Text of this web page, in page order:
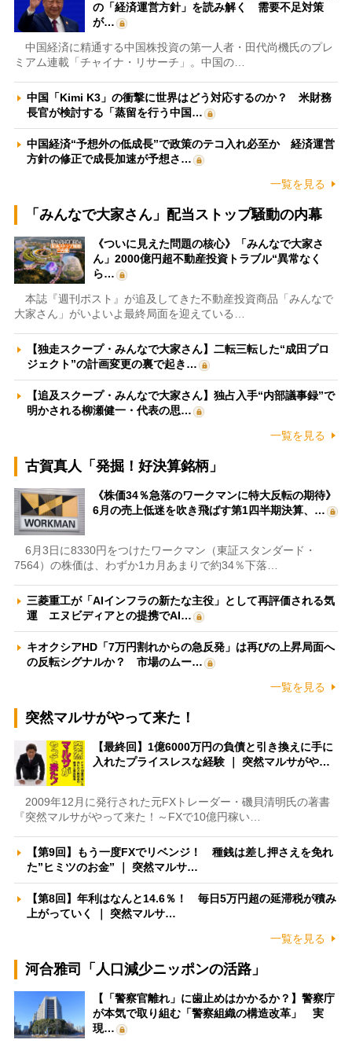
の「経済運営方針」を読み解く 需要不足対策
が…
中国経済に精通する中国株投資の第一人者・田代尚機氏のプレ
ミアム連載「チャイナ・リサーチ」。中国の…
中国「Kimi K3」の衝撃に世界はどう対応するのか？ 米財務
長官が検討する「蒸留を行う中国…
中国経済“予想外の低成長”で政策のテコ入れ必至か 経済運営
方針の修正で成長加速が予想さ…
一覧を見る
「みんなで大家さん」配当ストップ騒動の内幕
《ついに見えた問題の核心》「みんなで大家さ
ん」2000億円超不動産投資トラブル“異常なく
ら…
本誌『週刊ポスト』が追及してきた不動産投資商品「みんなで
大家さん」がいよいよ最終局面を迎えている…
【独走スクープ・みんなで大家さん】二転三転した“成田プロ
ジェクト”の計画変更の裏で起き…
【追及スクープ・みんなで大家さん】独占入手“内部議事録”で
明かされる柳瀬健一・代表の思…
一覧を見る
古賀真人「発掘！好決算銘柄」
《株価34％急落のワークマンに特大反転の期待》
6月の売上低迷を吹き飛ばす第1四半期決算、…
6月3日に8330円をつけたワークマン（東証スタンダード・
7564）の株価は、わずか1カ月あまりで約34％下落…
三菱重工が「AIインフラの新たな主役」として再評価される気
運 エヌビディアとの提携でAI…
キオクシアHD「7万円割れからの急反発」は再びの上昇局面へ
の反転シグナルか？ 市場のムー…
一覧を見る
突然マルサがやって来た！
【最終回】1億6000万円の負債と引き換えに手に
入れたプライスレスな経験 ｜ 突然マルサがや…
2009年12月に発行された元FXトレーダー・磯貝清明氏の著書
『突然マルサがやって来た！～FXで10億円稼い…
【第9回】もう一度FXでリベンジ！ 種銭は差し押さえを免れ
た”ヒミツのお金” ｜ 突然マルサ…
【第8回】年利はなんと14.6％！ 毎日5万円超の延滞税が積み
上がっていく ｜ 突然マルサ…
一覧を見る
河合雅司「人口減少ニッポンの活路」
【「警察官離れ」に歯止めはかかるか？】警察庁
が本気で取り組む「警察組織の構造改革」 実
現…